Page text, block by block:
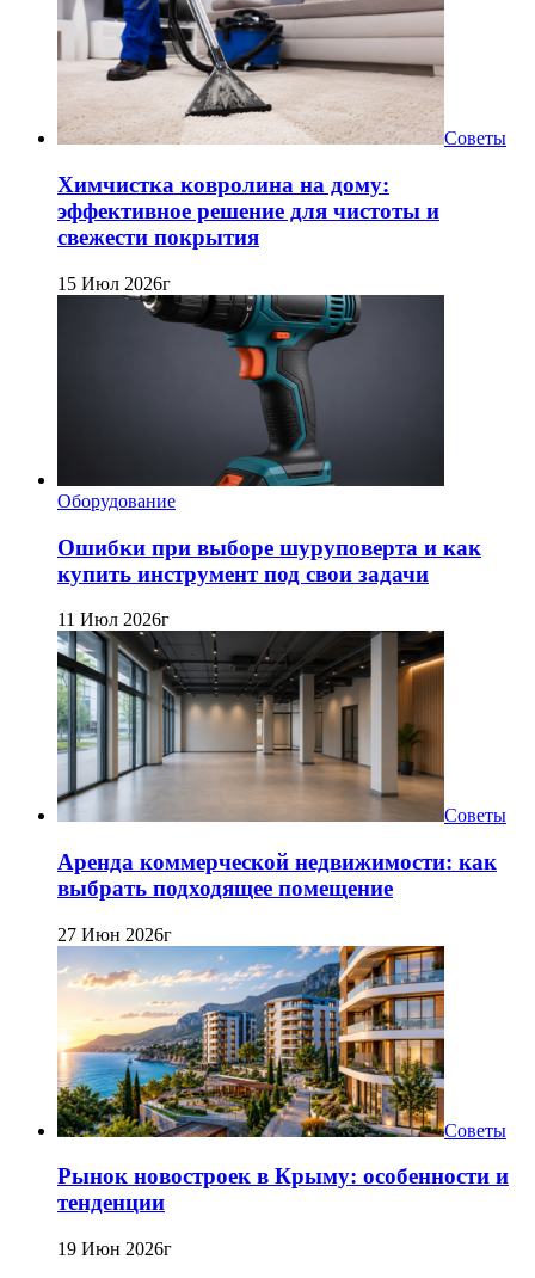
Советы
Химчистка ковролина на дому:
эффективное решение для чистоты и
свежести покрытия
15 Июл 2026г
Оборудование
Ошибки при выборе шуруповерта и как
купить инструмент под свои задачи
11 Июл 2026г
Советы
Аренда коммерческой недвижимости: как
выбрать подходящее помещение
27 Июн 2026г
Советы
Рынок новостроек в Крыму: особенности и
тенденции
19 Июн 2026г